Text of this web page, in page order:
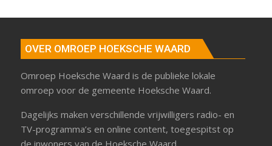
OVER OMROEP HOEKSCHE WAARD
Omroep Hoeksche Waard is de publieke lokale
omroep voor de gemeente Hoeksche Waard.
Dagelijks maken verschillende vrijwilligers radio- en
TV-programma’s en online content, toegespitst op